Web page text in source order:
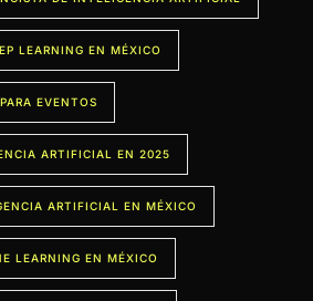
LEARNING EN MÉXICO
EVENTOS
ARTIFICIAL EN 2025
ARTIFICIAL EN MÉXICO
LEARNING EN MÉXICO